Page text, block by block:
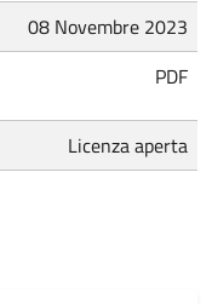
08 Novembre 2023
PDF
Licenza aperta